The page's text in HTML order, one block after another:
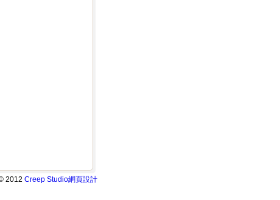
2012 Creep Studio網頁設計